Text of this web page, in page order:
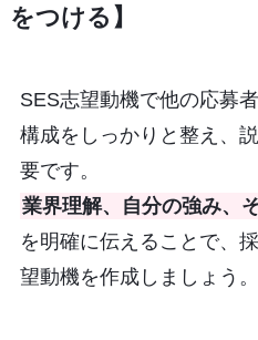
をつける】
SES志望動機で他の応募
構成をしっかりと整え、
要です。
業界理解、自分の強み、
を明確に伝えることで、
望動機を作成しましょう。